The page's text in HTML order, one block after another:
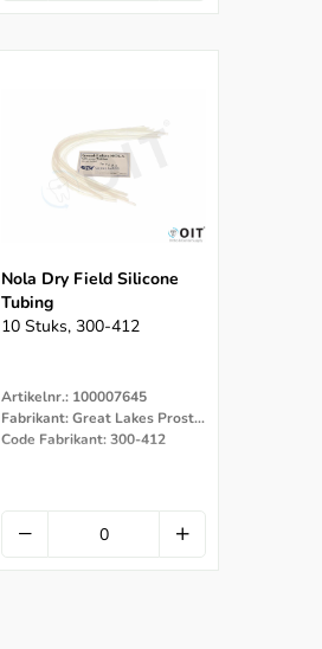
Nola Dry Field Silicone
Tubing
10 Stuks, 300-412
Artikelnr.: 100007645
Fabrikant: Great Lakes Prostodontics
Code Fabrikant: 300-412